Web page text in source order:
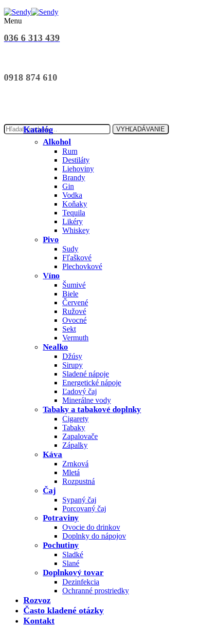
Menu
036 6 313 439
0918 874 610
VYHĽADÁVANIE
Katalóg
Alkohol
Rum
Destiláty
Liehoviny
Brandy
Gin
Vodka
Koňaky
Tequila
Likéry
Whiskey
Pivo
Sudy
Fľaškové
Plechovkové
Víno
Šumivé
Biele
Červené
Ružové
Ovocné
Sekt
Vermuth
Nealko
Džúsy
Sirupy
Sladené nápoje
Energetické nápoje
Ľadový čaj
Minerálne vody
Tabaky a tabakové doplnky
Cigarety
Tabaky
Zapalovače
Zápalky
Káva
Zrnková
Mletá
Rozpustná
Čaj
Sypaný čaj
Porcovaný čaj
Potraviny
Ovocie do drinkov
Doplnky do nápojov
Pochutiny
Sladké
Slané
Doplnkový tovar
Dezinfekcia
Ochranné prostriedky
Rozvoz
Často kladené otázky
Kontakt